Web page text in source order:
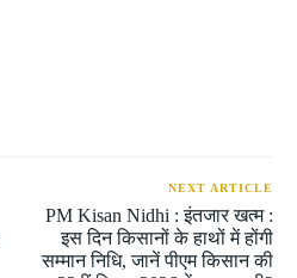
NEXT ARTICLE
PM Kisan Nidhi : इंतजार खत्म :
इस दिन किसानों के हाथों में होंगी
सम्मान निधि, जानें पीएम किसान की